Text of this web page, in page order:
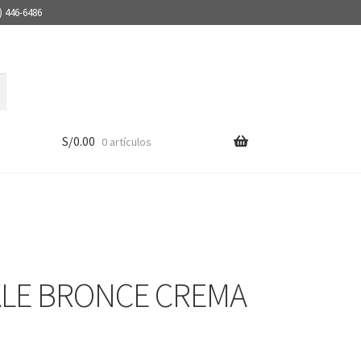
446-6486
S/0.00 0 artículos
BRONCE CREMA